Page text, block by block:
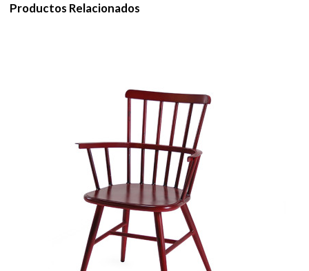
Productos Relacionados